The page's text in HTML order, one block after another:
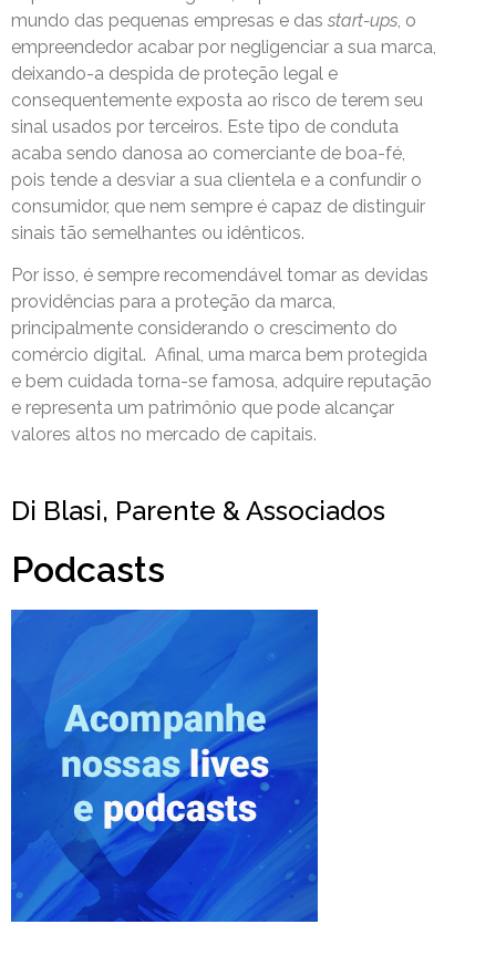
mundo das pequenas empresas e das start-ups, o
empreendedor acabar por negligenciar a sua marca,
deixando-a despida de proteção legal e
consequentemente exposta ao risco de terem seu
sinal usados por terceiros. Este tipo de conduta
acaba sendo danosa ao comerciante de boa-fé,
pois tende a desviar a sua clientela e a confundir o
consumidor, que nem sempre é capaz de distinguir
sinais tão semelhantes ou idênticos.
Por isso, é sempre recomendável tomar as devidas
providências para a proteção da marca,
principalmente considerando o crescimento do
comércio digital. Afinal, uma marca bem protegida
e bem cuidada torna-se famosa, adquire reputação
e representa um patrimônio que pode alcançar
valores altos no mercado de capitais.
Di Blasi, Parente & Associados
Podcasts